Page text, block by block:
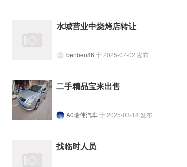
水城营业中烧烤店转让
benben86 于 2025-07-02 发布
二手精品宝来出售
A0瑞伟汽车于 2025-03-18 发布
找临时人员